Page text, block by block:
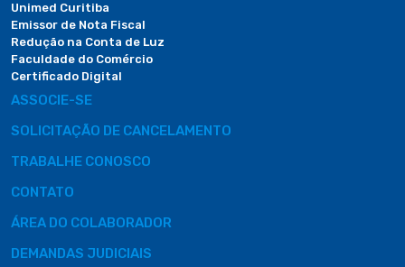
Unimed Curitiba
Emissor de Nota Fiscal
Redução na Conta de Luz
Faculdade do Comércio
Certificado Digital
ASSOCIE-SE
SOLICITAÇÃO DE CANCELAMENTO
TRABALHE CONOSCO
CONTATO
ÁREA DO COLABORADOR
DEMANDAS JUDICIAIS